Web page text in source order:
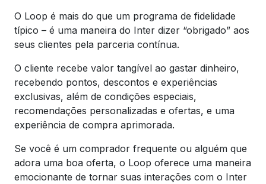
O Loop é mais do que um programa de fidelidade
típico – é uma maneira do Inter dizer “obrigado” aos
seus clientes pela parceria contínua.
O cliente recebe valor tangível ao gastar dinheiro,
recebendo pontos, descontos e experiências
exclusivas, além de condições especiais,
recomendações personalizadas e ofertas, e uma
experiência de compra aprimorada.
Se você é um comprador frequente ou alguém que
adora uma boa oferta, o Loop oferece uma maneira
emocionante de tornar suas interações com o Inter